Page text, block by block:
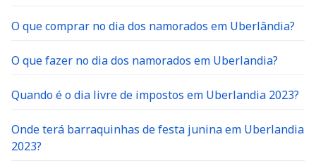
O que comprar no dia dos namorados em Uberlândia?
O que fazer no dia dos namorados em Uberlandia?
Quando é o dia livre de impostos em Uberlandia 2023?
Onde terá barraquinhas de festa junina em Uberlandia
2023?